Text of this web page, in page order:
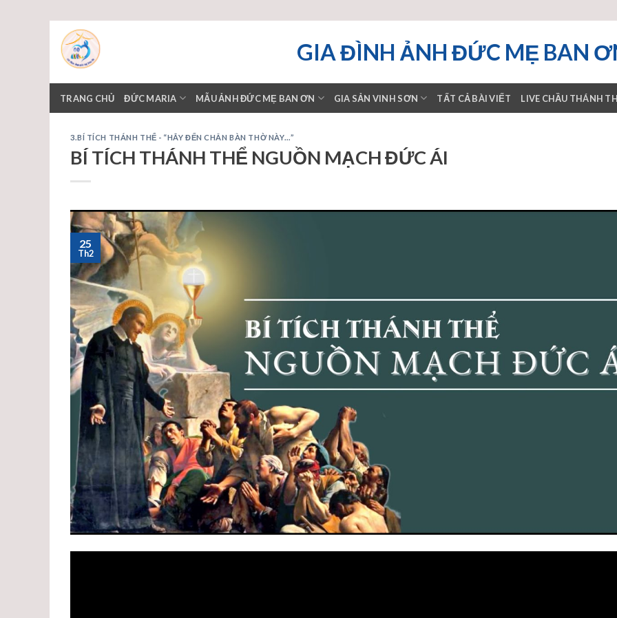
content
GIA ĐÌNH ẢNH ĐỨC MẸ BAN
TRANG CHỦ ĐỨC MARIA MẪU ẢNH ĐỨC MẸ BAN ƠN GIA SẢN VINH SƠN TẤT CẢ BÀI VIẾT LIVE CHẦU THÁNH
3.BÍ TÍCH THÁNH THỂ - “HÃY ĐẾN CHÂN BÀN THỜ NÀY…”
BÍ TÍCH THÁNH THỂ NGUỒN MẠCH ĐỨC ÁI
25
Th2